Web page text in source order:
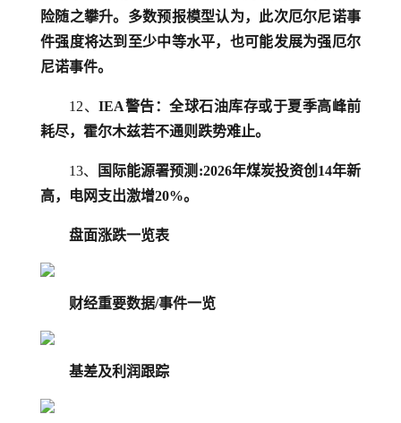
险随之攀升。多数预报模型认为，此次厄尔尼诺事
件强度将达到至少中等水平，也可能发展为强厄尔
尼诺事件。
12、 IEA警告：全球石油库存或于夏季高峰前
耗尽，霍尔木兹若不通则跌势难止。
13、
国际能源署预测:2026年煤炭投资创14年新
高，电网支出激增20%。
盘面涨跌一览表
财经重要数据/事件一览
基差及利润跟踪